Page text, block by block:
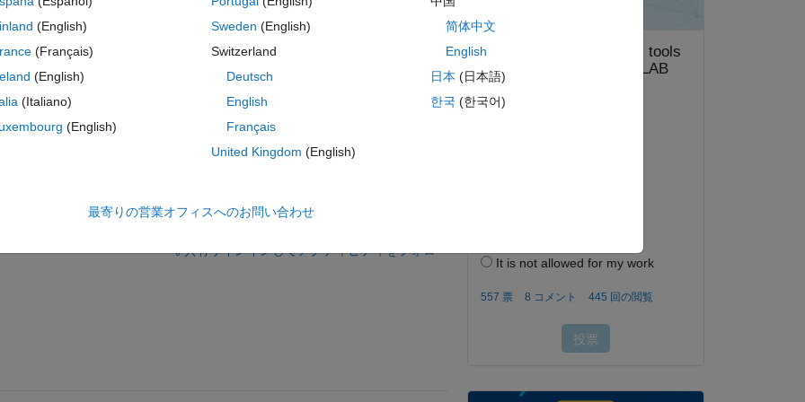
the "sim" command in another .p file, which contains a try-catch block
output to the workspace), but I'm wondering if I can establish the
サインインしてこの質問に回答する。
共有サインインしてアクティビティをフォロー
(English)
(Français)
(English)
(Italiano)
(English)
Sweden (English)
Switzerland
Deutsch
English
Français
United Kingdom (English)
简体中文
English
日本 (日本語)
한국 (한국어)
最寄りの営業オフィスへのお問い合わせ